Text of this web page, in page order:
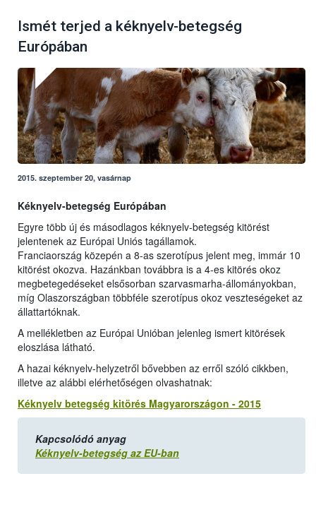
Ismét terjed a kéknyelv-betegség
Európában
2015. szeptember 20, vasárnap
Kéknyelv-betegség Európában
Egyre több új és másodlagos kéknyelv-betegség kitörést
jelentenek az Európai Uniós tagállamok.
Franciaország közepén a 8-as szerotípus jelent meg, immár 10
kitörést okozva. Hazánkban továbbra is a 4-es kitörés okoz
megbetegedéseket elsősorban szarvasmarha-állományokban,
míg Olaszországban többféle szerotípus okoz veszteségeket az
állattartóknak.
A mellékletben az Európai Unióban jelenleg ismert kitörések
eloszlása látható.
A hazai kéknyelv-helyzetről bővebben az erről szóló cikkben,
illetve az alábbi elérhetőségen olvashatnak:
Kéknyelv betegség kitörés Magyarországon - 2015
Kapcsolódó anyag
Kéknyelv-betegség az EU-ban